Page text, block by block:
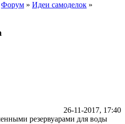
Форум » Идеи самоделок »
26-11-2017, 17:40
резервуарами для воды